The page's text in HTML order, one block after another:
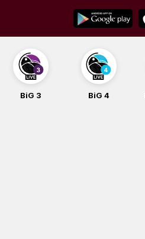
content
BiG 3 BiG 4